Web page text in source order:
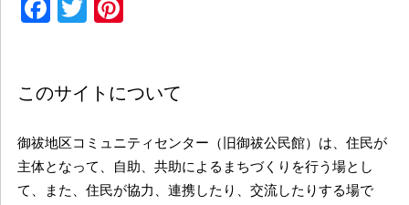
Facebook
Twitter
このサイトについて
御祓地区コミュニティセンター（旧御祓公民館）は、住民が
主体となって、自助、共助によるまちづくりを行う場とし
て、また、住民が協力、連携したり、交流したりする場で